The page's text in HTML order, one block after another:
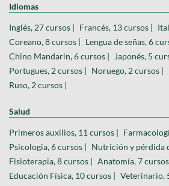
Idiomas
Inglés, 27 cursos | Francés, 13 cursos |
Coreano, 8 cursos | Lengua de señas, 6
Chino Mandarin, 6 cursos |
Japonés, 5
Portugues, 2 cursos | Noruego, 2 cursos |
Ruso, 2 cursos |
Salud
Primeros auxilios, 11 cursos |
Psicologia, 6 cursos | Nutrición y pérdida
Fisioterapia, 8 cursos | Anatomía, 7
Educación Física, 10 cursos | Veterinario,